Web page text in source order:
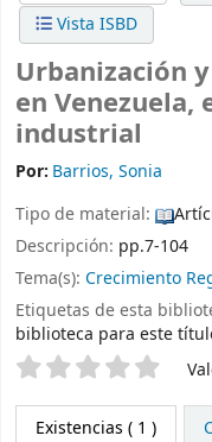
Vista ISBD
Urbanización
en
industrial
Por: Barrios, Sonia
Tipo de material:
Descripción: pp.7-104
Tema(s): Crecimiento
Etiquetas de esta
biblioteca para este
Valoración
Existencias ( 1 )